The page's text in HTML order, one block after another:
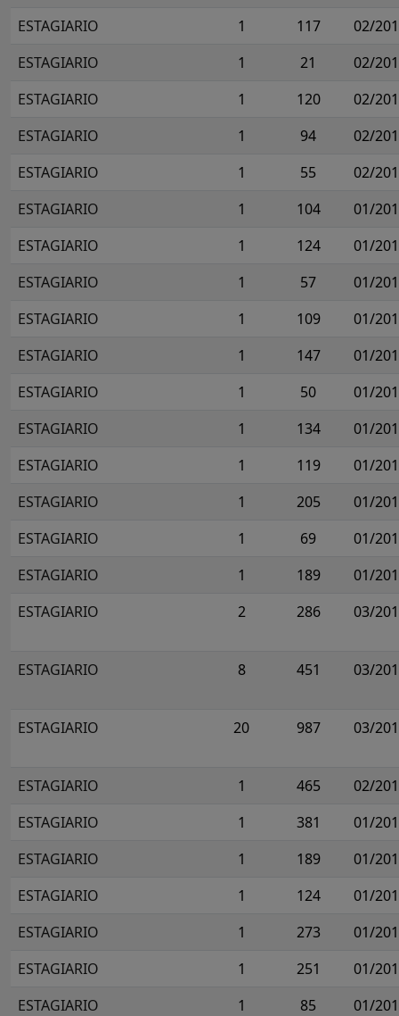
ESTAGIARIO
1 117
02/
ESTAGIARIO
1 21
02/
ESTAGIARIO
1 120
02/
ESTAGIARIO
1 94
02/
ESTAGIARIO
1 55
02/
ESTAGIARIO
1 104
01/
ESTAGIARIO
1 124
01/
ESTAGIARIO
1 57
01/
ESTAGIARIO
1 109
01/
ESTAGIARIO
1 147
01/
ESTAGIARIO
1 50
01/
ESTAGIARIO
1 134
01/
ESTAGIARIO
1 119
01/
ESTAGIARIO
1 205
01/
ESTAGIARIO
1 69
01/
ESTAGIARIO
1 189
01/
ESTAGIARIO
2 286 03/
ESTAGIARIO 8 451 03/
ESTAGIARIO 20 987 03/
ESTAGIARIO 1 465
02/
ESTAGIARIO
1 381
01/
ESTAGIARIO
1 189
01/
ESTAGIARIO
1 124
01/
ESTAGIARIO
1 273
01/
ESTAGIARIO
1 251
01/
ESTAGIARIO
1 85
01/